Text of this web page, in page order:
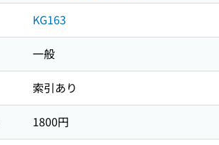
KG163
一般
索引あり
1800円